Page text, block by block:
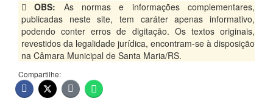
OBS: As normas e informações complementares,
publicadas neste site, tem caráter apenas informativo,
podendo conter erros de digitação. Os textos originais,
revestidos da legalidade jurídica, encontram-se à disposição
na Câmara Municipal de Santa Maria/RS.
Compartilhe: